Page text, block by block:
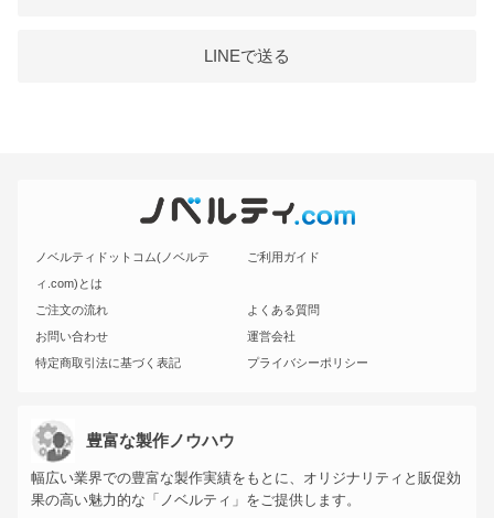
LINEで送る
ノベルティドットコム(ノベルテ
ィ.com)とは
ご利用ガイド
ご注文の流れ
よくある質問
お問い合わせ
運営会社
特定商取引法に基づく表記
プライバシーポリシー
豊富な製作ノウハウ
幅広い業界での豊富な製作実績をもとに、オリジナリティと販促効
果の高い魅力的な「ノベルティ」をご提供します。